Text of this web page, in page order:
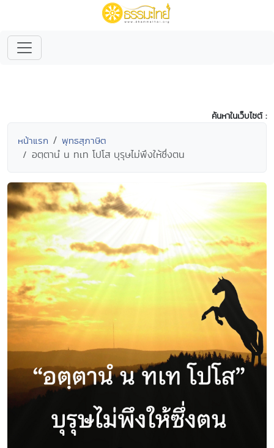
ค้นหาในเว็บไซต์ :
หน้าแรก พุทธสุภาษิต
อตฺตานํ น ทเท โปโส บุรุษไม่พึงให้ซึ่งตน